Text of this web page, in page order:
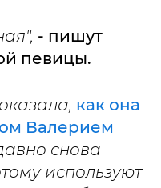
- пишут
певицы.
как она
Валерием
снова
используют